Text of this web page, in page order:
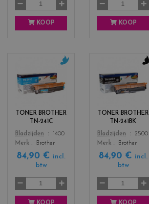
t
KOOP
w
KOOP
TONER BROTHER
TN-241C
Color
l
r
c
a
Bladzijden
1400
Merk
Brother
84,90 €
incl.
btw
KOOP
TONER BROTHER
TN-241BK
Color
l
r
b
a
Bladzijden
2500
Merk
Brother
84,90 €
incl.
btw
KOOP